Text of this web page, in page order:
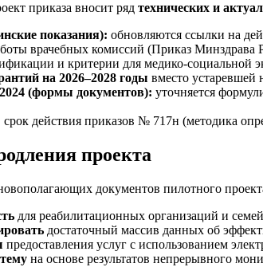
приказа вносит ряд технических и
показания): обновляются ссылки на
врачебных комиссий (Приказ Минздрава
и критерии для медико-
на 2026–2028 годы вместо устаревшей
(формы документов): уточняется
срок действия приказов № 717н (методика
проекта
документов пилотного
для реабилитационных организаций и
достаточный массив данных об
предоставления услуг с использованием
на основе результатов непрерывного